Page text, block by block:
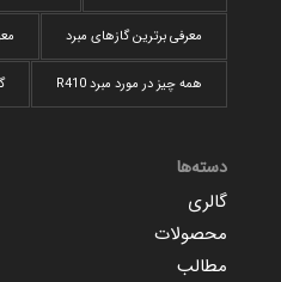
معرفی برترین گازهای مبرد
همه چیز در مورد مبرد R410
دسته‌ها
گالری
محصولات
مطالب